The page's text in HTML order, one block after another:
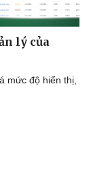
lý của
mức độ hiển thị,